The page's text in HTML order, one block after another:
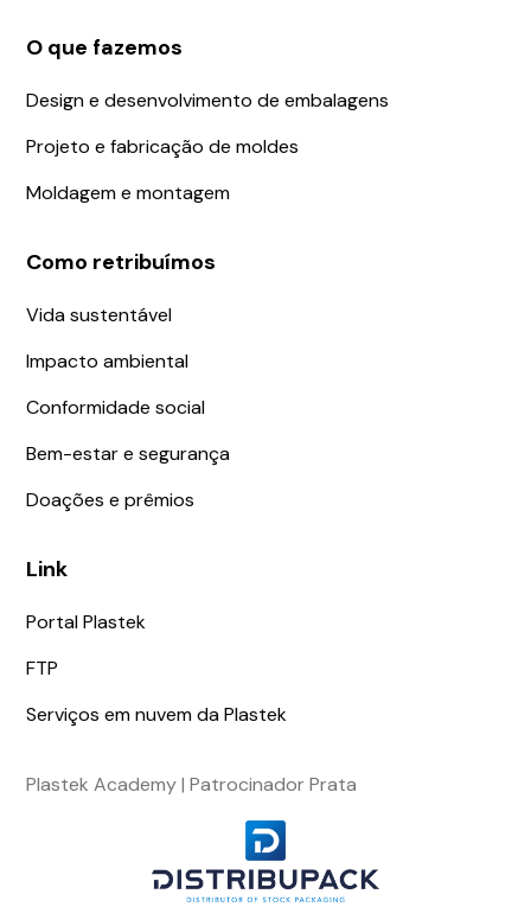
O que fazemos
Design e desenvolvimento de embalagens
Projeto e fabricação de moldes
Moldagem e montagem
Como retribuímos
Vida sustentável
Impacto ambiental
Conformidade social
Bem-estar e segurança
Doações e prêmios
Link
Portal Plastek
FTP
Serviços em nuvem da Plastek
Plastek Academy | Patrocinador Prata